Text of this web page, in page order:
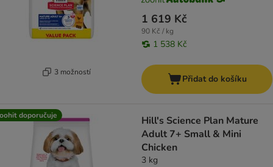
3 možností
1 619 Kč
90 Kč / kg
1 538 Kč
Přidat do košíku
doporučuje
Hill's Science Plan Mature
Adult 7+ Small & Mini
Chicken
3 kg